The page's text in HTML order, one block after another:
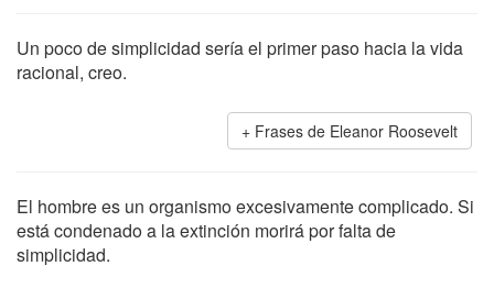
Un poco de simplicidad sería el primer paso hacia la vida
racional, creo.
Frases de Eleanor Roosevelt
El hombre es un organismo excesivamente complicado. Si
está condenado a la extinción morirá por falta de
simplicidad.